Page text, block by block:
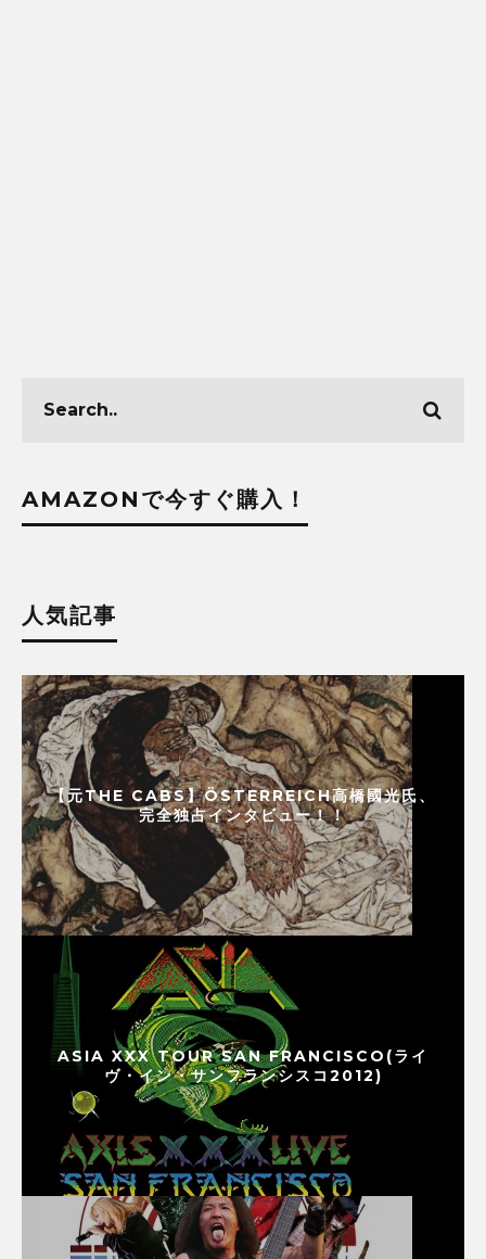
AMAZONで今すぐ購入！
人気記事
【元THE CABS】ÖSTERREICH高橋國光氏、
完全独占インタビュー！！
ASIA XXX TOUR SAN FRANCISCO(ライ
ヴ・イン・サンフランシスコ2012)